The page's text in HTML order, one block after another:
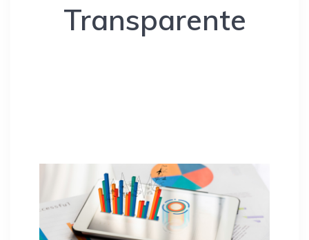
Transparente